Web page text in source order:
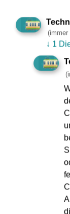
Ab
zwischen
Zwischen
außerdem die
Was wird
Arbeiten der
machen die
Sperrung nutzt
(immer
↓ 1